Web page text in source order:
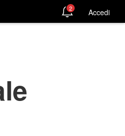
2 Accedi